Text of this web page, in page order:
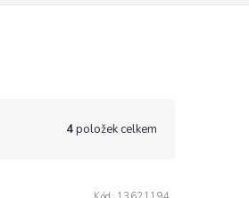
4položek celkem